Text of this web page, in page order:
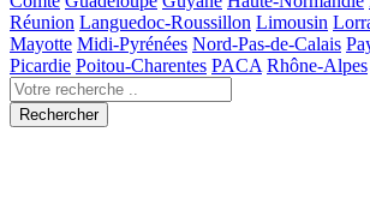
Réunion Languedoc-Roussillon Limousin
Mayotte Midi-Pyrénées Nord-Pas-de-Calais
Picardie Poitou-Charentes PACA Rhône-Alpes
Rechercher